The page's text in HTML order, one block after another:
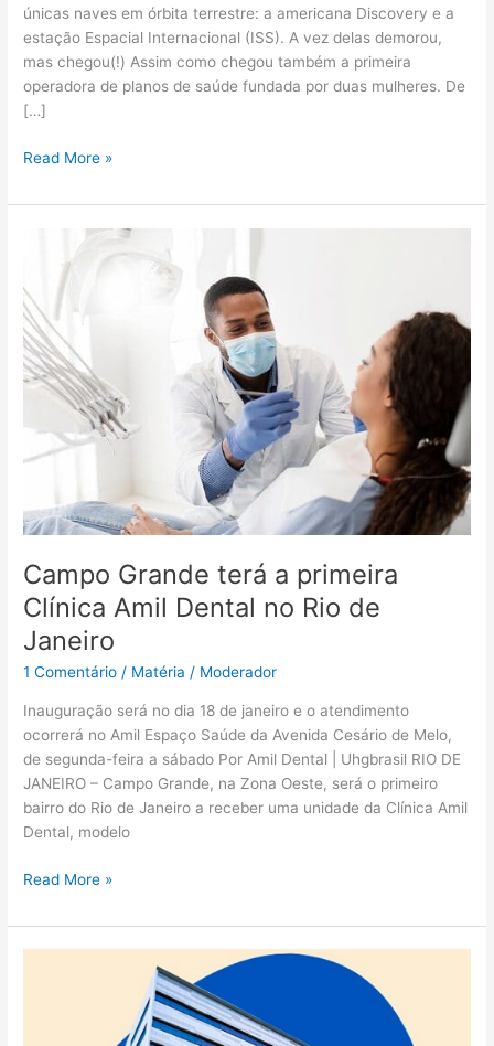
únicas naves em órbita terrestre: a americana Discovery e a
estação Espacial Internacional (ISS). A vez delas demorou,
mas chegou(!) Assim como chegou também a primeira
operadora de planos de saúde fundada por duas mulheres. De
[…]
Read More »
Campo Grande terá a primeira
Clínica Amil Dental no Rio de
Janeiro
1 Comentário / Matéria / Moderador
Inauguração será no dia 18 de janeiro e o atendimento
ocorrerá no Amil Espaço Saúde da Avenida Cesário de Melo,
de segunda-feira a sábado Por Amil Dental | Uhgbrasil RIO DE
JANEIRO – Campo Grande, na Zona Oeste, será o primeiro
bairro do Rio de Janeiro a receber uma unidade da Clínica Amil
Dental, modelo
Grande
terá
a
primeira
Clínica
Amil
Dental
no
Rio
Janeiro
Read More »